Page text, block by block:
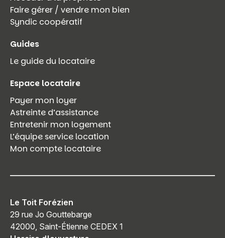
Faire gérer / vendre mon bien
Syndic coopératif
Guides
Le guide du locataire
Espace locataire
Payer mon loyer
Astreinte d’assistance
Entretenir mon logement
L’équipe service location
Mon compte locataire
Le Toit Forézien
29 rue Jo Gouttebarge
42000, Saint-Étienne CEDEX 1